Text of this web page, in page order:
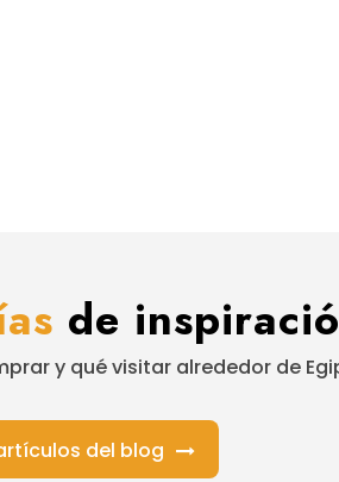
de
y qué visitar alrededor de
del blog